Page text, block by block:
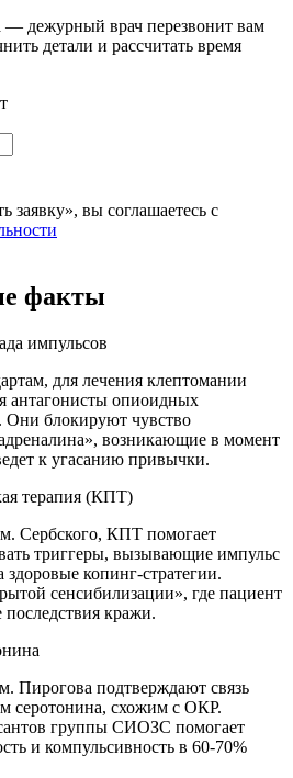
— дежурный врач перезвонит вам
детали и рассчитать время
заявку», вы соглашаетесь с
факты
импульсов
для лечения клептомании
антагонисты опиоидных
Они блокируют чувство
возникающие в момент
к угасанию привычки.
терапия (КПТ)
КПТ помогает
триггеры, вызывающие импульс
копинг-стратегии.
сенсибилизации», где пациент
последствия кражи.
подтверждают связь
серотонина, схожим с ОКР.
группы СИОЗС помогает
и компульсивность в 60-70%